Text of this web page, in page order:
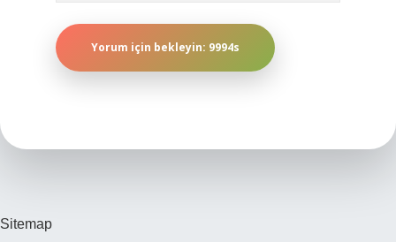
Sitemap